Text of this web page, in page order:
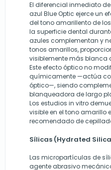
El diferencial inmediato
azul Blue Optic ejerce un
del tono amarillento de
la superficie dental
azules complementan y
tonos amarillos,
visiblemente más blanca
Este efecto óptico no
químicamente —actúa
óptico—, siendo
blanqueadora de largo
Los estudios in vitro
visible en el tono amarillo
recomendado de
Sílicas (Hydrated
Las micropartículas de
agente abrasivo